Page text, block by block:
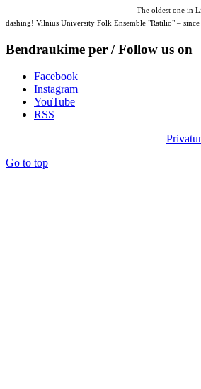
The oldest one in
dashing! Vilnius University Folk Ensemble "Ratilio" – since
Bendraukime per / Follow us on
Facebook
Instagram
YouTube
RSS
Go to top